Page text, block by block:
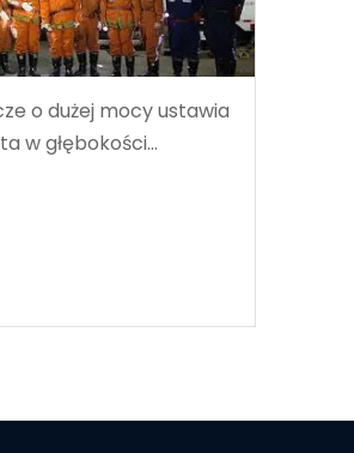
o dużej mocy ustawia
w głębokości